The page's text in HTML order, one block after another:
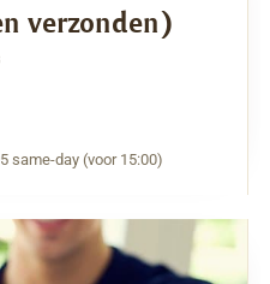
verzonden)
same-day (voor 15:00)